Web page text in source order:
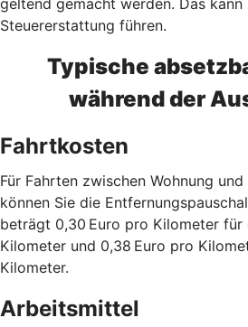
Steuererstattung führen.
Typische
während der
Fahrtkosten
Für Fahrten zwischen Wohnung
können Sie die
beträgt 0,30 Euro pro Kilometer für
Kilometer und 0,38 Euro pro
Kilometer.
Arbeitsmittel